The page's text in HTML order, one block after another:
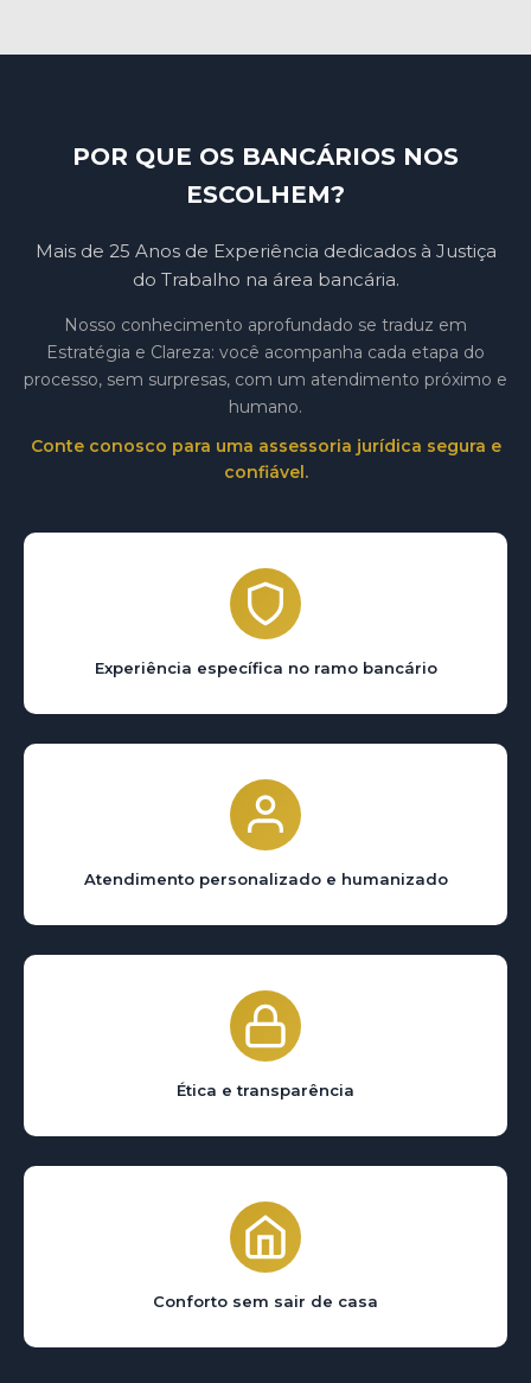
POR QUE OS BANCÁRIOS NOS
ESCOLHEM?
Mais de 25 Anos de Experiência dedicados à Justiça
do Trabalho na área bancária.
Nosso conhecimento aprofundado se traduz em
Estratégia e Clareza: você acompanha cada etapa do
processo, sem surpresas, com um atendimento próximo e
humano.
Conte conosco para uma assessoria jurídica segura e
confiável.
Experiência específica no ramo bancário
Atendimento personalizado e humanizado
Ética e transparência
Conforto sem sair de casa